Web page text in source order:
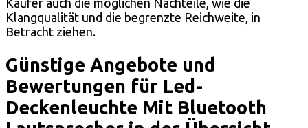
Klangqualität und die begrenzte Reichweite, in
Betracht ziehen.
Günstige Angebote und
Bewertungen für Led-
Deckenleuchte Mit Bluetooth